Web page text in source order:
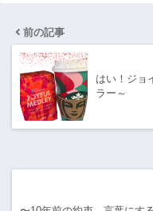
前の記事
はい！ジョ
ラー～